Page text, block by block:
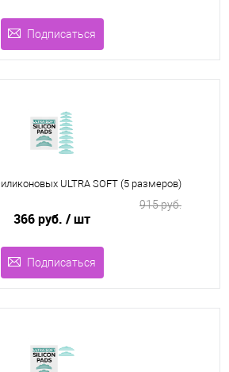
Подписаться
ULTRA SOFT (5 размеров)
366 руб. / шт
915 руб.
Подписаться